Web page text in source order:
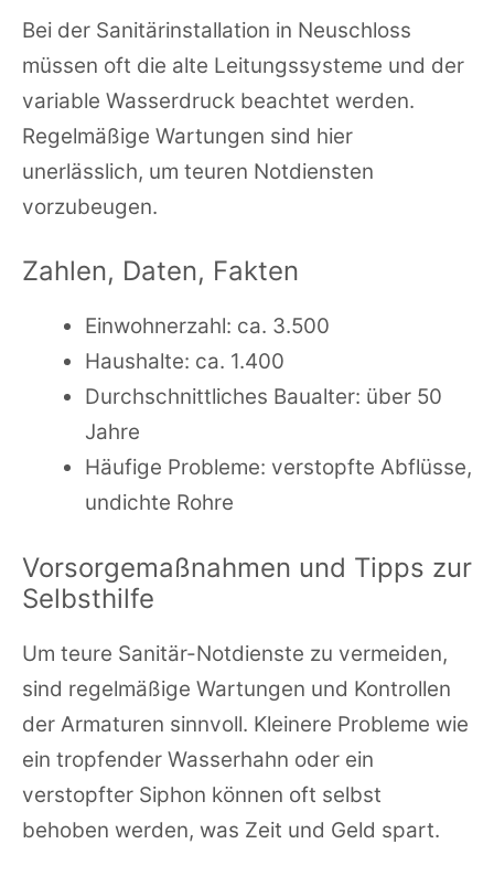
Bei der Sanitärinstallation in Neuschloss
müssen oft die alte Leitungssysteme und der
variable Wasserdruck beachtet werden.
Regelmäßige Wartungen sind hier
unerlässlich, um teuren Notdiensten
vorzubeugen.
Zahlen, Daten, Fakten
Einwohnerzahl: ca. 3.500
Haushalte: ca. 1.400
Durchschnittliches Baualter: über 50
Jahre
Häufige Probleme: verstopfte Abflüsse,
undichte Rohre
Vorsorgemaßnahmen und Tipps zur
Selbsthilfe
Um teure Sanitär-Notdienste zu vermeiden,
sind regelmäßige Wartungen und Kontrollen
der Armaturen sinnvoll. Kleinere Probleme wie
ein tropfender Wasserhahn oder ein
verstopfter Siphon können oft selbst
behoben werden, was Zeit und Geld spart.